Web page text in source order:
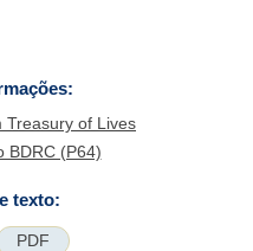
Treasury of Lives
BDRC (P64)
texto:
PDF